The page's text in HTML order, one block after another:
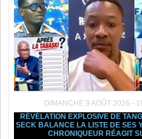
DIMANCHE 9 AOÛT 2026 -
RÉVÉLATION EXPLOSIVE DE
SECK BALANCE LA LISTE DE SES
CHRONIQUEUR RÉAGIT